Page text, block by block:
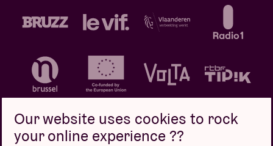
Our website uses cookies to rock
your online experience ??